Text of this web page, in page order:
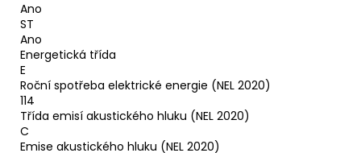
Ano
ST
Ano
Energetická třída
E
Roční spotřeba elektrické energie (NEL 2020)
114
Třída emisí akustického hluku (NEL 2020)
C
Emise akustického hluku (NEL 2020)